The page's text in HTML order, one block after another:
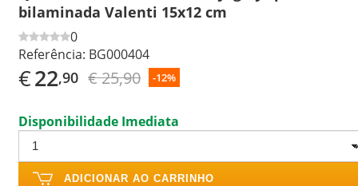
bilaminada Valenti 15x12 cm
0
Referência: BG000404
€22,90 € 25,90 -12%
Disponibilidade Imediata
ADICIONAR AO CARRINHO